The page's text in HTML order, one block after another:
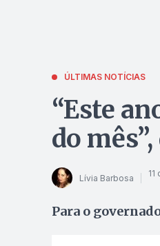
ÚLTIMAS NOTÍCIAS
“Este
do
Lívia Barbosa
Para o